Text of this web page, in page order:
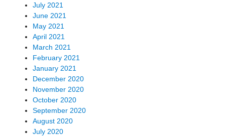
July 2021
June 2021
May 2021
April 2021
March 2021
February 2021
January 2021
December 2020
November 2020
October 2020
September 2020
August 2020
July 2020